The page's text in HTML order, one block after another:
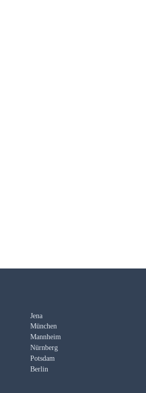
Jena
München
Mannheim
Nürnberg
Potsdam
Berlin